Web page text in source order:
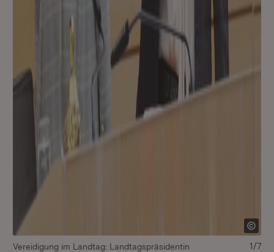
Vereidigung im Landtag: Landtagspräsidentin
1/7